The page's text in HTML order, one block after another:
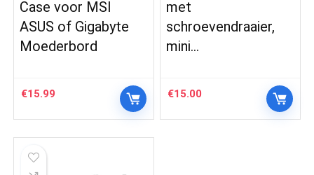
Case voor MSI
ASUS of Gigabyte
Moederbord
€15.99
met
schroevendraaier,
mini…
€15.00